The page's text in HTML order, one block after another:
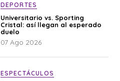
DEPORTES
Universitario vs. Sporting
Cristal: así llegan al esperado
duelo
07 Ago 2026
ESPECTÁCULOS